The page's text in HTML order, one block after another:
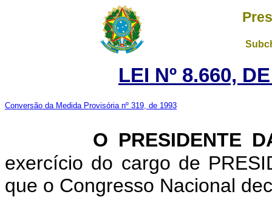
LEI Nº 8.660,
Conversão da Medida Provisória nº 319, de 1993
O PRESIDENTE
exercício do cargo de
que o Congresso Nacional